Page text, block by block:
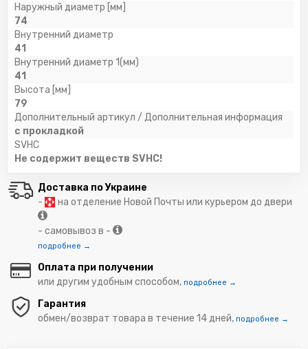
Наружный диаметр [мм]
74
Внутренний диаметр
41
Внутренний диаметр 1(мм)
41
Высота [мм]
79
Дополнительный артикул / Дополнительная информация
с прокладкой
SVHC
Не содержит веществ SVHC!
Доставка по Украине
-
на отделение Новой Почты или курьером до двери
- самовывоз в -
подробнее →
Оплата при получении
или другим удобным способом, подробнее →
Гарантия
обмен/возврат товара в течение 14 дней, подробнее →